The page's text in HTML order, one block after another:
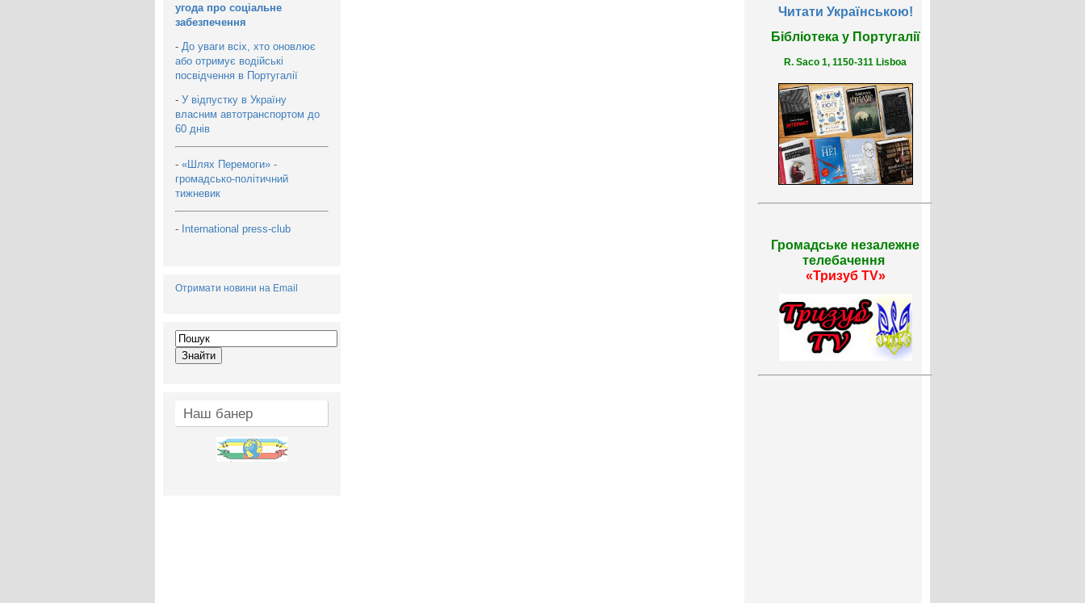
угода про соціальне
забезпечення
- До уваги всіх, хто оновлює
або отримує водійські
посвідчення в Португалії
- У відпустку в Україну
власним автотранспортом до
60 днів
- «Шлях Перемоги» -
громадсько-політичний
тижневик
- International press-club
Отримати новини на Email
Наш банер
Читати Українською!
Бібліотека у Португалії
R. Saco 1, 1150-311 Lisboa
Громадське незалежне
телебачення
«Тризуб TV»